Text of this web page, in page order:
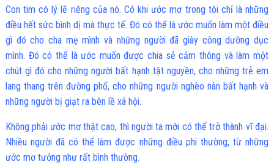
Con tim có lý lẽ riêng của nó. Có khi ước mơ trong tôi chỉ là những
điều hết sức bình dị mà thực tế. Đó có thể là ước muốn làm một điều
gì đó cho cha mẹ mình và những người đã giày công dưỡng dục
mình. Đó có thể là ước muốn được chia sẻ cảm thông và làm một
chút gì đó cho những người bất hạnh tật nguyền, cho những trẻ em
lang thang trên đường phố, cho những người nghèo nàn bất hạnh và
những người bị giạt ra bên lề xã hội.
Không phải ước mơ thật cao, thì người ta mới có thể trở thành vĩ đại.
Nhiều người đã có thể làm được những điều phi thường, từ những
ước mơ tưởng như rất bình thường.